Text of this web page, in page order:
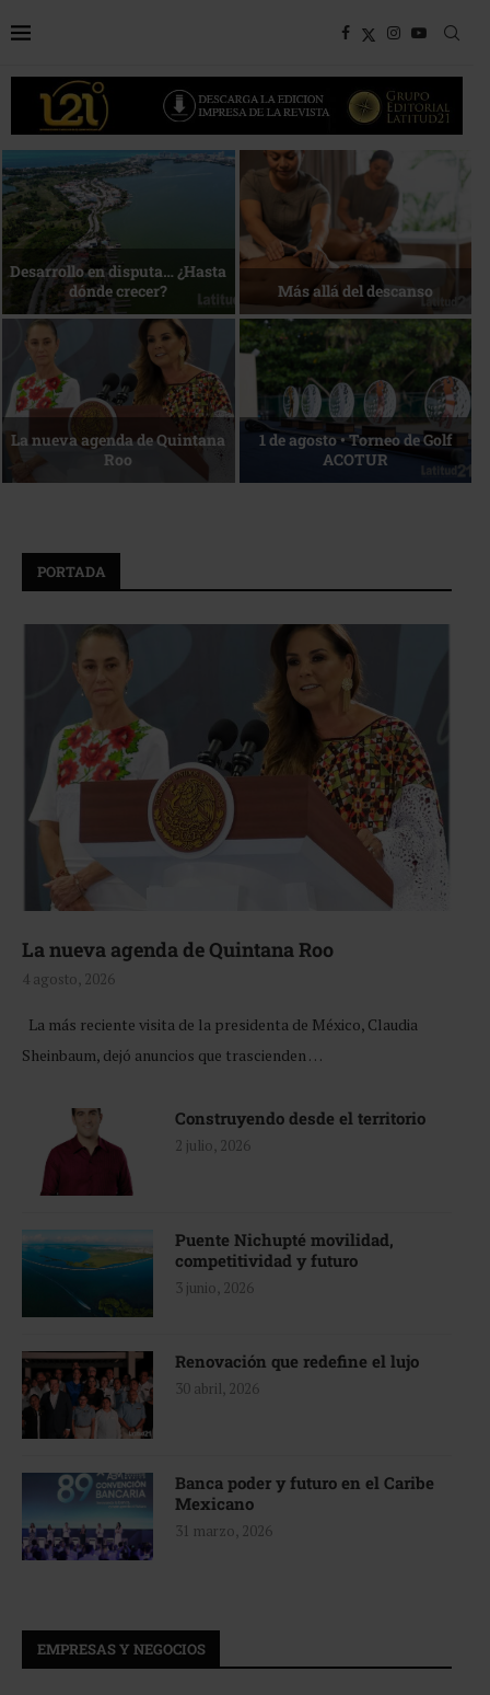
Bottega, un viaje servido a la
mesa
Energía que Impulsa la
competitividad
Reconocimiento de viajeros La esencia del servicio
PORTADA
La nueva agenda de Quintana Roo
4 agosto, 2026
La más reciente visita de la presidenta de México, Claudia
Sheinbaum, dejó anuncios que trascienden …
Construyendo desde el territorio
2 julio, 2026
Puente Nichupté movilidad,
competitividad y futuro
3 junio, 2026
Renovación que redefine el lujo
30 abril, 2026
Banca poder y futuro en el Caribe
Mexicano
31 marzo, 2026
EMPRESAS Y NEGOCIOS